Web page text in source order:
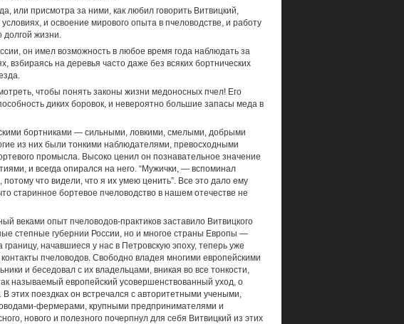
или присмотра за ними, как любил говорить Витвицкий,
и освоение мирового опыта в пчеловодстве, и рабо­ту
долгой жизни.
он имел возможность в любое время года наблюдать за
на деревья часто даже без всяких бортнических
чтобы понять законы жизни медоносных пчел! Его
диких боровок, и невероятно большие запасы меда в
бортниками — сильными, ловкими, смелыми, добры­ми
из них были тонкими наблюдателями, превосход­ными
промысла. Высоко ценил он познавательное зна­чение
и всегда опирался на него. “Мужички, — вспоми­нал
что видели, что я их умею ценить”. Все это дало ему
старинное бортевое пчеловодство в нашем отече­стве не
веками опыт пчеловодов-практиков заставило Витвицкого
степные губернии России, но и многое страны Европы —
начавшиеся у нас в Петровскую эпоху, теперь уже
пчеловодов. Свободно владея многими евро­пейскими
и беседовал с их владельцами, вникая во все тонкости,
называемый европейский усовершенствованный уход, о
этих поездках он встречался с авторитетными уче­ными,
фермерами, крупными предпринимателями и
нового и полезного почерпнул для себя Витвицкий из этих